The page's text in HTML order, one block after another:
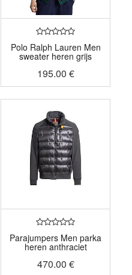
Polo Ralph Lauren Men
sweater heren grijs
195.00 €
Parajumpers Men parka
heren anthraciet
470.00 €